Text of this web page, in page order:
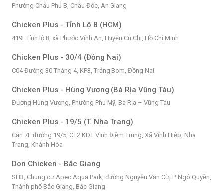
Phường Châu Phú B, Châu Đốc, An Giang
Chicken Plus - Tỉnh Lộ 8 (HCM)
419F tỉnh lộ 8, xã Phước Vĩnh An, Huyện Củ Chi, Hồ Chí Minh
Chicken Plus - 30/4 (Đồng Nai)
C04 Đường 30 Tháng 4, KP3, Trảng Bom, Đồng Nai
Chicken Plus - Hùng Vương (Bà Rịa Vũng Tàu)
Đường Hùng Vương, Phường Phú Mỹ, Bà Rịa – Vũng Tàu
Chicken Plus - 19/5 (T. Nha Trang)
Căn 7F đường 19/5, CT2 KDT Vĩnh Điềm Trung, Xã Vĩnh Hiệp, Nha
Trang, Khánh Hòa
Don Chicken - Bắc Giang
SH3, Chung cư Apec Aqua Park, đường Nguyễn Văn Cừ, P. Ngô Quyền,
Thành phố Bắc Giang, Bắc Giang